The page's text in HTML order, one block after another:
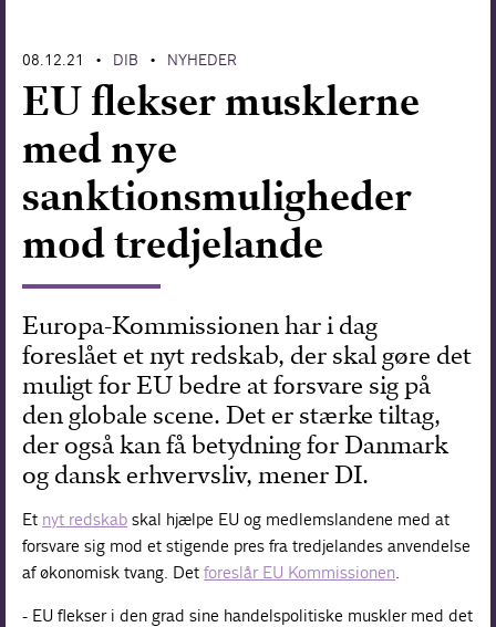
08.12.21 • DIB • NYHEDER
EU flekser musklerne
med nye
sanktionsmuligheder
mod tredjelande
Europa-Kommissionen har i dag
foreslået et nyt redskab, der skal gøre det
muligt for EU bedre at forsvare sig på
den globale scene. Det er stærke tiltag,
der også kan få betydning for Danmark
og dansk erhvervsliv, mener DI.
Et nyt redskab skal hjælpe EU og medlemslandene med at
forsvare sig mod et stigende pres fra tredjelandes anvendelse
af økonomisk tvang. Detforeslår EU Kommissionen
- EU flekser i den grad sine handelspolitiske muskler med det